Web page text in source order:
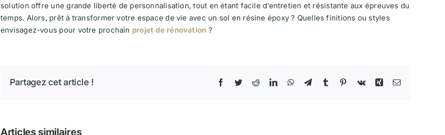
solution offre une grande liberté de personnalisation, tout en étant facile d’entretien et résistante aux épreuves du
temps. Alors, prêt à transformer votre espace de vie avec un sol en résine époxy ? Quelles finitions ou styles
envisagez-vous pour votre prochain projet de rénovation ?
Partagez cet article ! Facebook
TwitterRedditLinkedInWhatsApp
TelegramTumblr Pinterest
Vk Xing Email
Articles similaires